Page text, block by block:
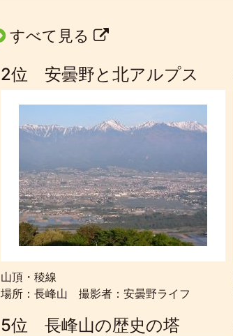
すべて見る
2位 安曇野と北アルプス
山頂・稜線
場所：長峰山 撮影者：安曇野ライフ
5位 長峰山の歴史の塔